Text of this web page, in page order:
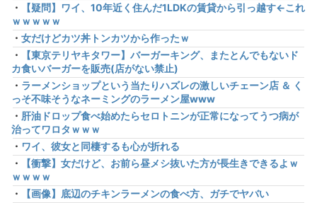
・
【疑問】ワイ、10年近く住んだ1LDKの賃貸から引っ越す←これ
ｗｗｗｗｗ
・ 女だけどカツ丼トンカツから作ったｗ
・
【東京テリヤキタワー】バーガーキング、またとんでもないド
カ食いバーガーを販売(店がない禁止)
・ ラーメンショップという当たりハズレの激しいチェーン店 ＆ く
っそ不味そうなネーミングのラーメン屋www
・ 肝油ドロップ食べ始めたらセロトニンが正常になってうつ病が
治ってワロタｗｗｗ
・ ワイ、彼女と同棲するも心が折れる
・
【衝撃】女だけど、お前ら昼メシ抜いた方が長生きできるよｗ
ｗｗｗｗ
・
【画像】底辺のチキンラーメンの食べ方、ガチでヤバい